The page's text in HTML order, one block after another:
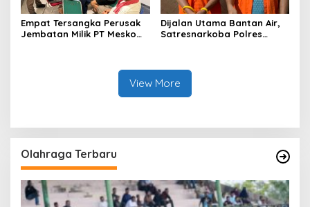
Empat Tersangka Perusak
Jembatan Milik PT Meskom
Dijalan Utama Bantan Air,
Satresnarkoba Polres
View More
Olahraga Terbaru